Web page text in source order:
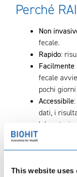
This website uses
Perché
Non
fecale.
Rapido:
fecale
pochi
Accessibile
dati, i
laboratorio
specificità